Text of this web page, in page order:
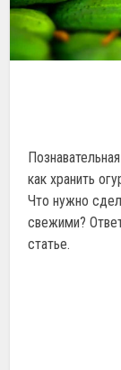
как хранить
Что нужно
свежими?
статье.